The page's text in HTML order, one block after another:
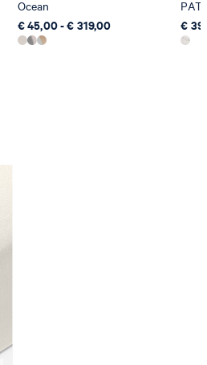
Ocean
€ 45,00 - € 319,00
€